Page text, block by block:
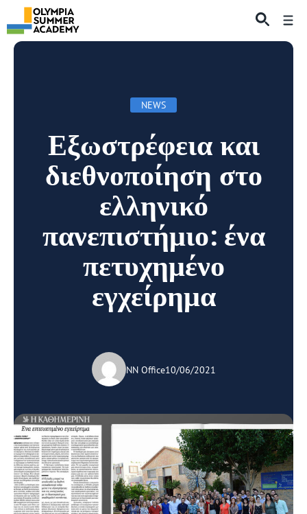
to
content
NEWS
Εξωστρέφεια και
διεθνοποίηση στο
ελληνικό
πανεπιστήμιο: ένα
πετυχημένο
εγχείρημα
NN Office10/06/2021